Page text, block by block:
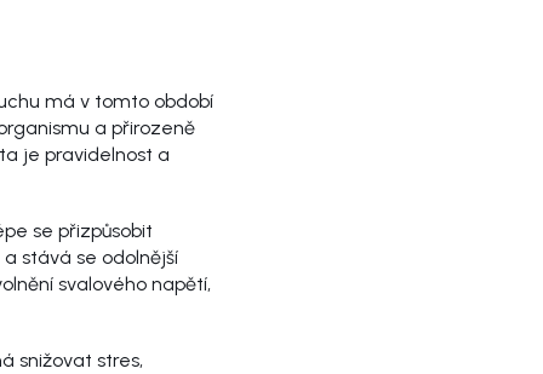
má v tomto období
a přirozeně
je pravidelnost a
se přizpůsobit
stává se odolnější
svalového napětí,
snižovat stres,